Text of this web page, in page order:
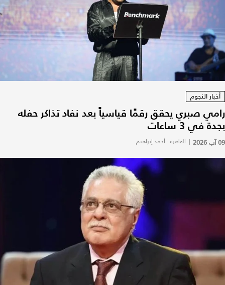
أخبار النجوم
رامي صبري يحقق رقمًا قياسياً بعد نفاد تذاكر حفله
بجدة في 3 ساعات
09 آب 2026 | القاهرة - أحمد إبراهيم